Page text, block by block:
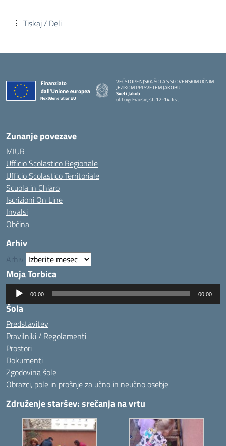
Tiskaj / Deli
VEČSTOPENJSKA ŠOLA S SLOVENSKIM UČNIM
JEZIKOM PRI SVETEM JAKOBU
Sveti Jakob
ul. Luigi Frausin, št. 12-14 Trst
— Visita la pagina iniziale della scuola
Zunanje povezave
MIUR
Ufficio Scolastico Regionale
Ufficio Scolastico Territoriale
Scuola in Chiaro
Iscrizioni On Line
Invalsi
Občina
Arhiv
Arhiv
Moja Torbica
Predvajalnik
zvoka
00:00 00:00
Šola
Predstavitev
Pravilniki / Regolamenti
Prostori
Dokumenti
Zgodovina šole
Obrazci, pole in prošnje za učno in neučno osebje
Združenje staršev: srečanja na vrtu